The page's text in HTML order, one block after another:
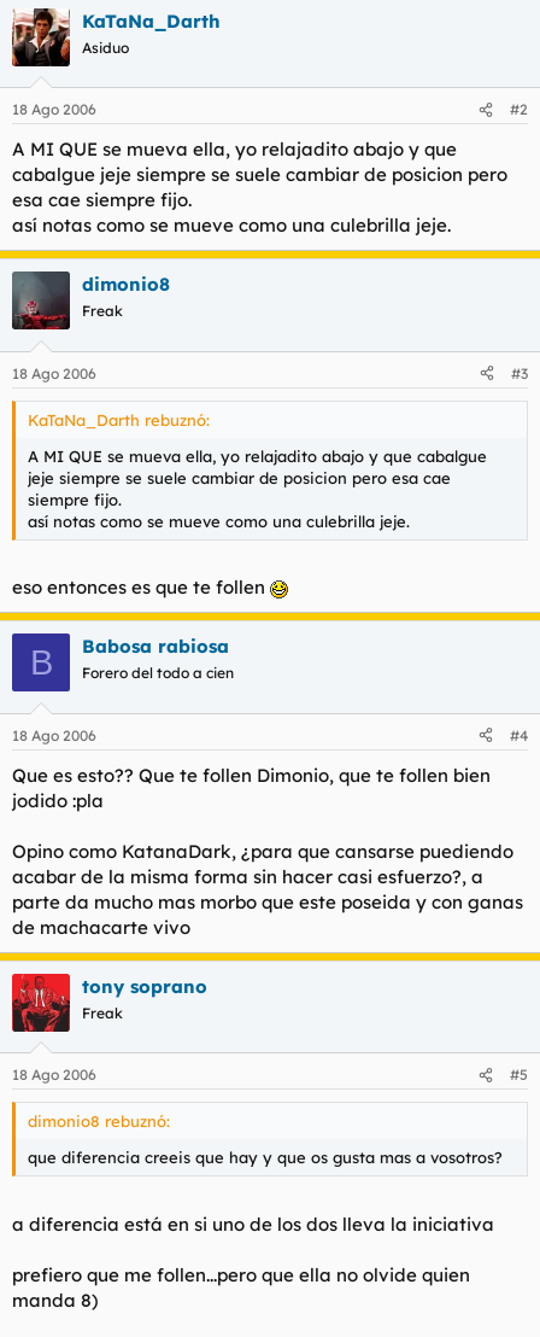
KaTaNa_Darth
Asiduo
18 Ago 2006 #2
A MI QUE se mueva ella, yo relajadito abajo y que
cabalgue jeje siempre se suele cambiar de posicion pero
esa cae siempre fijo.
así notas como se mueve como una culebrilla jeje.
dimonio8
Freak
18 Ago 2006 #3
KaTaNa_Darth rebuznó:
A MI QUE se mueva ella, yo relajadito abajo y que cabalgue
jeje siempre se suele cambiar de posicion pero esa cae
siempre fijo.
así notas como se mueve como una culebrilla jeje.
eso entonces es que te follen
B Babosa rabiosa
Forero del todo a cien
18 Ago 2006 #4
Que es esto?? Que te follen Dimonio, que te follen bien
jodido :pla
Opino como KatanaDark, ¿para que cansarse puediendo
acabar de la misma forma sin hacer casi esfuerzo?, a
parte da mucho mas morbo que este poseida y con ganas
de machacarte vivo
tony soprano
Freak
18 Ago 2006 #5
dimonio8 rebuznó:
que diferencia creeis que hay y que os gusta mas a vosotros?
a diferencia está en si uno de los dos lleva la iniciativa
prefiero que me follen...pero que ella no olvide quien
manda 8)